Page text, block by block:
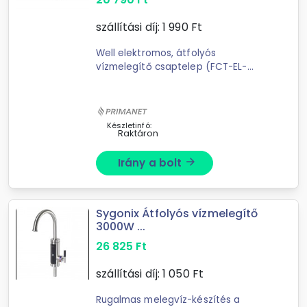
szállítási díj: 1 990Ft
Well elektromos, átfolyós
vízmelegítő csaptelep (FCT-EL-
Készletinfó:
Raktáron
Irány a bolt arrow_forward
Sygonix Átfolyós vízmelegítő
3000W ...
26 825 Ft
szállítási díj: 1 050Ft
Rugalmas melegvíz-készítés a